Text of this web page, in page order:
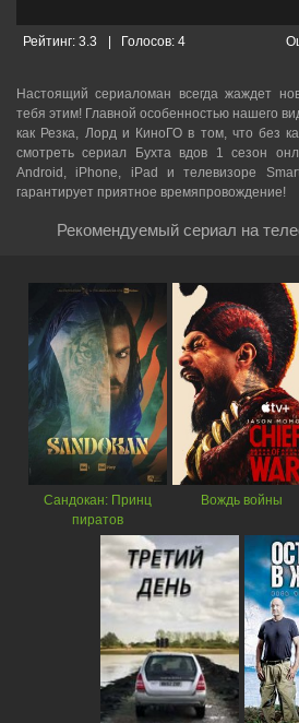
Рейтинг: 3.3 Голосов:4
Настоящий сериаломан всегда жаждет
тебя этим! Главной особенностью нашего
как Резка, Лорд и КиноГО в том, что без
смотреть cериал Бухта вдов 1 сезон
Android, iPhone, iPad и телевизоре
гарантирует приятное времяпровождение!
Рекомендуемый сериал на
Сандокан: Принц
пиратов
Вождь войны